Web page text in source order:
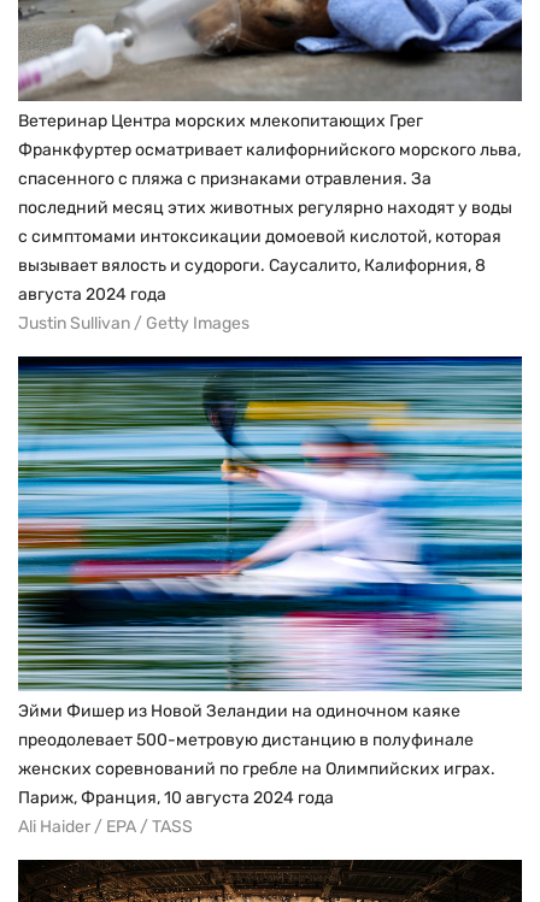
Ветеринар Центра морских млекопитающих Грег
Франкфуртер осматривает калифорнийского морского льва,
спасенного с пляжа с признаками отравления. За
последний месяц этих животных регулярно находят у воды
с симптомами интоксикации домоевой кислотой, которая
вызывает вялость и судороги. Саусалито, Калифорния, 8
августа 2024 года
Justin Sullivan / Getty Images
Эйми Фишер из Новой Зеландии на одиночном каяке
преодолевает 500-метровую дистанцию в полуфинале
женских соревнований по гребле на Олимпийских играх.
Париж, Франция, 10 августа 2024 года
Ali Haider / EPA / TASS